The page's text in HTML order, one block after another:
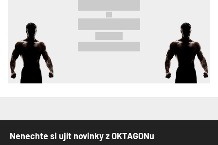
Nenechte si ujít novinky z OKTAGONu